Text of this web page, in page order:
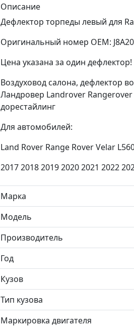
Описание
Дефлектор торпеды левый для
Оригинальный номер OEM:
Цена указана за один дефлектор!
Воздуховод салона, дефлектор
Ландровер Landrover
дорестайлинг
Для автомобилей:
Land Rover Range Rover Velar
2017 2018 2019 2020 2021 2022
Марка
Модель
Производитель
Год
Кузов
Тип кузова
Маркировка двигателя